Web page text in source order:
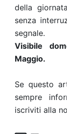
della
senza
segnale.
Visibile
Maggio.
Se questo
sempre
iscriviti alla